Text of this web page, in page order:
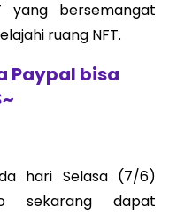
yang bersemangat
ruang NFT.
Paypal bisa
hari Selasa (7/6)
sekarang dapat